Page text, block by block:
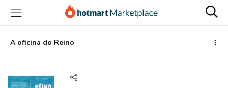
para
conteúdo
principal
para
pagamento
para
rodapé
A oficina do Reino